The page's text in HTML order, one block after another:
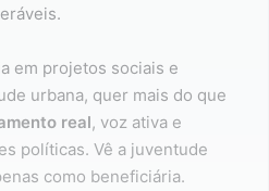
em projetos sociais e
urbana, quer mais do que
real, voz ativa e
políticas. Vê a juventude
como beneficiária.